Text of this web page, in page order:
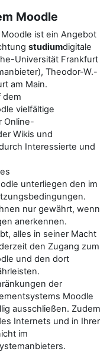
Moodle
ist ein Angebot
studiumdigitale
Universität Frankfurt
Theodor-W.-
am Main.
dem
vielfältige
Online-
Wikis und
Interessierte und
unterliegen den im
nur gewährt, wenn
anerkennen.
alles in seiner Macht
den Zugang zum
und den dort
der
Moodle
ausschließen. Zudem
Internets und in Ihrer
im